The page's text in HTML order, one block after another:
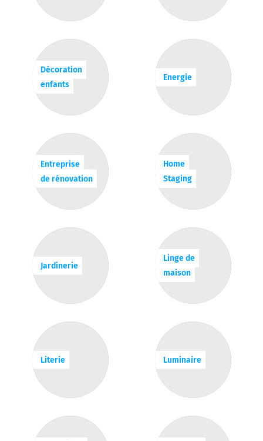
Décoration
enfants
Energie
Entreprise
de rénovation
Home
Staging
Jardinerie
Linge de
maison
Literie Luminaire